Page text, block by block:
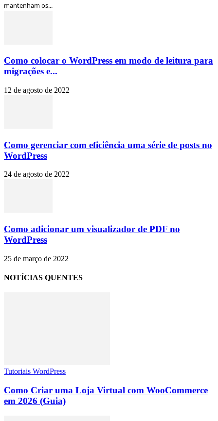
mantenham os...
Como colocar o WordPress em modo de leitura para
migrações e...
12 de agosto de 2022
Como gerenciar com eficiência uma série de posts no
WordPress
24 de agosto de 2022
Como adicionar um visualizador de PDF no
WordPress
25 de março de 2022
NOTÍCIAS QUENTES
Tutoriais WordPress
Como Criar uma Loja Virtual com WooCommerce
em 2026 (Guia)